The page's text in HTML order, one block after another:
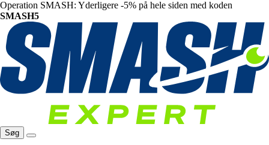
Operation SMASH: Yderligere -5% på hele siden med koden
SMASH5
Søg